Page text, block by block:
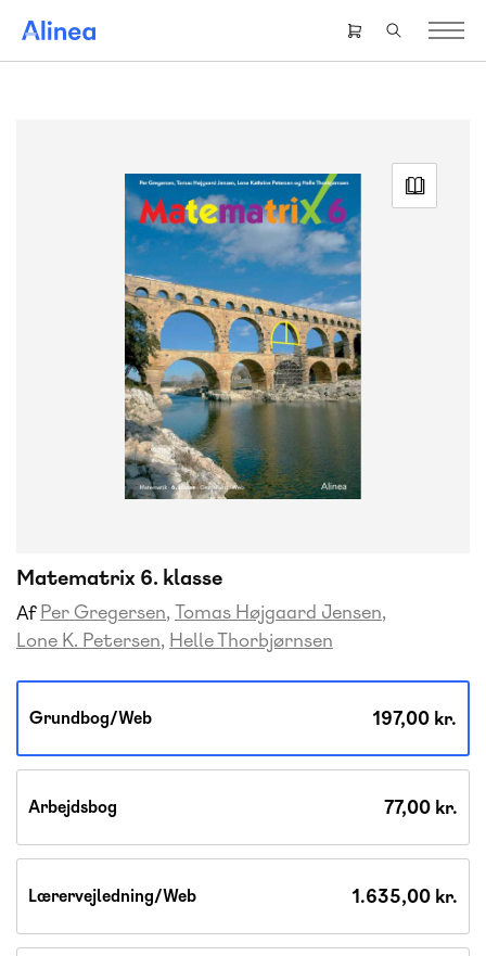
hovedindhold
Header
right
Matematrix 6. klasse
Af Per Gregersen Tomas Højgaard Jensen
Lone K. Petersen Helle Thorbjørnsen
Grundbog/Web 197,00 kr.
Arbejdsbog 77,00 kr.
Lærervejledning/Web 1.635,00 kr.